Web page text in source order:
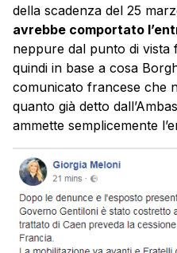
della scadenza del 25
avrebbe comportato
neppure dal punto di vista
quindi in base a cosa
comunicato francese che
quanto già detto
ammette semplicemente